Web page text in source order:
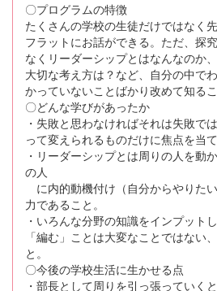
〇プログラムの特徴
たくさんの学校の生徒だけではなく
フラットにお話ができる。ただ、探
なくリーダーシップとはなんなのか
大切な考え方は？など、自分の中で
かっていないことばかり改めて知るこ
〇どんな学びがあったか
・失敗と思わなければそれは失敗で
って変えられるものだけに焦点を当て
・リーダーシップとは周りの人を動
の人
に内的動機付け（自分からやりた
力であること。
・いろんな分野の知識をインプット
「編む」ことは大変なことではない
と。
〇今後の学校生活に生かせる点
・部長として周りを引っ張っていく